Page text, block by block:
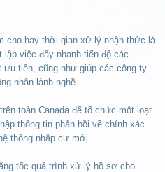
cho hay thời gian xử lý nhận thức là
lập việc đẩy nhanh tiến độ các
tiên, cũng như giúp các công ty
nhân lành nghề.
toàn Canada để tổ chức một loạt
thông tin phản hồi về chính xác
thống nhập cư mới.
tốc quá trình xử lý hồ sơ cho